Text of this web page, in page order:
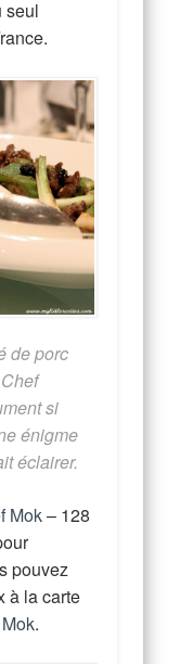
seul
de porc
si
énigme
éclairer.
Mok– 128
pouvez
à la carte
.